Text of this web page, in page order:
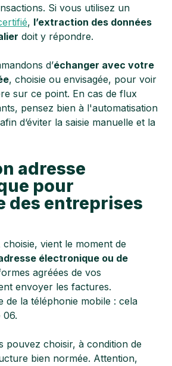
Si vous utilisez un
, l’extraction des données
doit y répondre.
d’échanger avec votre
, choisie ou envisagée, pour voir
sur ce point. En cas de flux
pensez bien à l'automatisation
d‘éviter la saisie manuelle et la
adresse
pour
des entreprises
vient le moment de
électronique ou de
agréées de vos
envoyer les factures.
de la téléphonie mobile : cela
06.
pouvez choisir, à condition de
bien normée. Attention,